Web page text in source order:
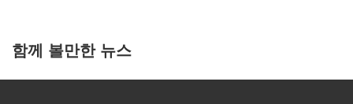
함께 볼만한 뉴스